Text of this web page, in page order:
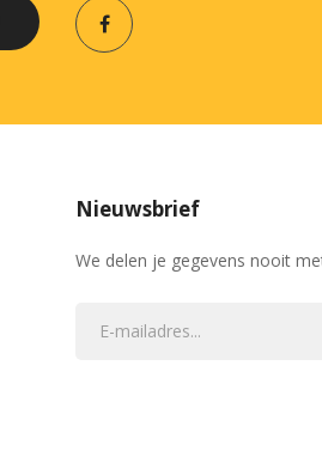
Nieuwsbrief
We delen je gegevens nooit